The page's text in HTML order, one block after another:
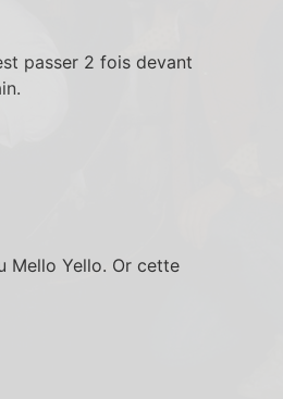
passer 2 fois devant
Mello Yello. Or cette